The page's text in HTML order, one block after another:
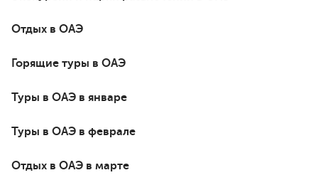
Отдых в ОАЭ
Горящие туры в ОАЭ
Туры в ОАЭ в январе
Туры в ОАЭ в феврале
Отдых в ОАЭ в марте